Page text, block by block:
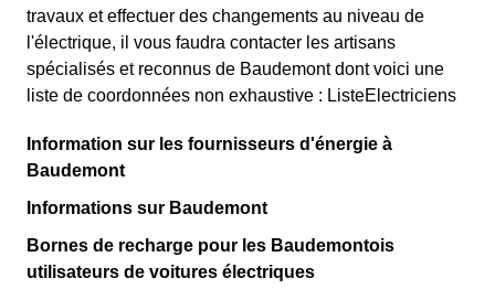
travaux et effectuer des changements au niveau de
l'électrique, il vous faudra contacter les artisans
spécialisés et reconnus de Baudemont dont voici une
liste de coordonnées non exhaustive : ListeElectriciens
Information sur les fournisseurs d'énergie à
Baudemont
Informations sur Baudemont
Bornes de recharge pour les Baudemontois
utilisateurs de voitures électriques